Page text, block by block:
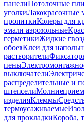
панелиПотолочные
уголкиЛакокрасочные
пропиткиКолеры для
эмали аэрозольные
герметикиЖидкие
обоевКлеи для
растворители
пены
выключатели
распределительные и
штепсели
изделияКлеммы
термоусаживаемые
для прокладкиКороба,